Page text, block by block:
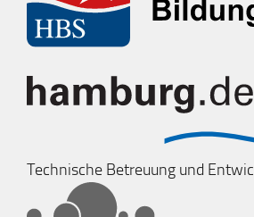
Technische Betreuung und